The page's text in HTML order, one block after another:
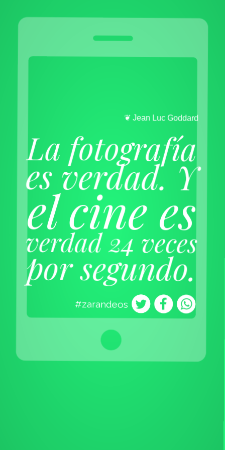
❦J eanL ucGoddard
La fotografía
es verdad. Y
el cine es
verdad 24 veces
por segundo.
#zarandeos